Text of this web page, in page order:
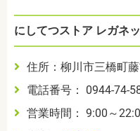
にしてつストア レガネ
住所：柳川市三橋町
電話番号： 0944-74-
営業時間： 9:00～